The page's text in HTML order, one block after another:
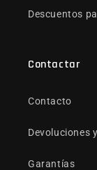
Descuentos
Contactar
Contacto
Devoluciones
Garantías